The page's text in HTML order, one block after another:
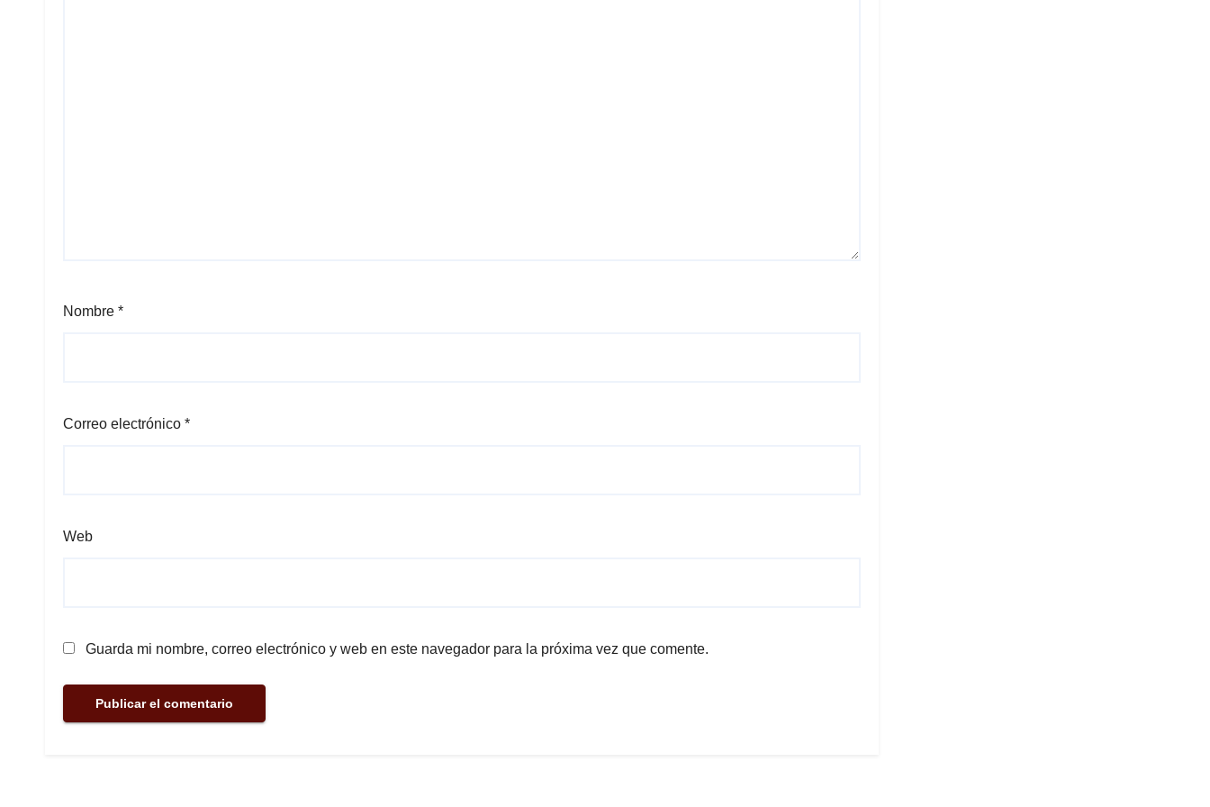
Nombre *
Correo electrónico *
Web
Guarda mi nombre, correo electrónico y web en este navegador para la próxima vez que comente.